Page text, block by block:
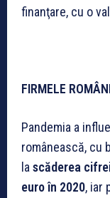
finanţare, cu o
FIRMELE
Pandemia a
românească, cu
la scăderea
euro în 2020, iar